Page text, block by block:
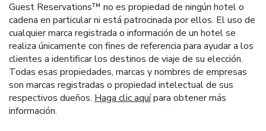
Guest Reservations™ no es propiedad de ningún hotel o
cadena en particular ni está patrocinada por ellos. El uso de
cualquier marca registrada o información de un hotel se
realiza únicamente con fines de referencia para ayudar a los
clientes a identificar los destinos de viaje de su elección.
Todas esas propiedades, marcas y nombres de empresas
son marcas registradas o propiedad intelectual de sus
respectivos dueños. Haga clic aquípara obtener más
información.